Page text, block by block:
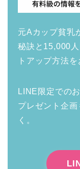
元Aカップ貧乳
秘訣と15,000
トアップ方法を
LINE限定での
プレゼント企
く。